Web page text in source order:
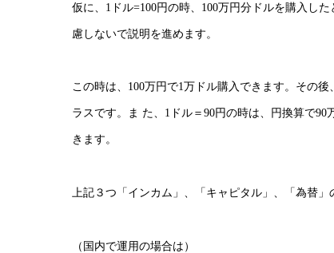
仮に、1ドル=100円の時、100万円分ドルを購入し
慮しないで説明を進めます。
この時は、100万円で1万ドル購入できます。その
ラスです。ま た、1ドル＝90円の時は、円換算で
きます。
上記３つ「インカム」、「キャピタル」、「為替」
（国内で運用の場合は）